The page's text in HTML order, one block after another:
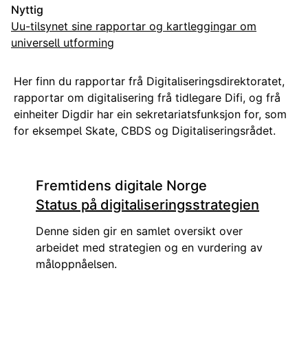
Nyttig
Uu-tilsynet sine rapportar og kartleggingar om
universell utforming
Her finn du rapportar frå Digitaliseringsdirektoratet,
rapportar om digitalisering frå tidlegare Difi, og frå
einheiter Digdir har ein sekretariatsfunksjon for, som
for eksempel Skate, CBDS og Digitaliseringsrådet.
Fremtidens digitale Norge
Status på digitaliseringsstrategien
Denne siden gir en samlet oversikt over
arbeidet med strategien og en vurdering av
måloppnåelsen.